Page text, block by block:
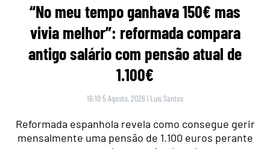
“No meu tempo ganhava 150€ mas
vivia melhor”: reformada compara
antigo salário com pensão atual de
1.100€
16:10 5 Agosto, 2026 | Luís Santos
Reformada espanhola revela como consegue gerir
mensalmente uma pensão de 1.100 euros perante